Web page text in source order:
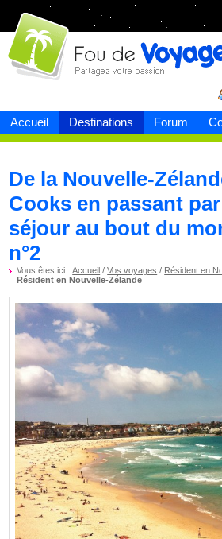
Accueil Destinations Forum
Fou devoyage
De la Nouvelle-
Cooks en passant
séjour au bout du
n°2
Vous êtes ici :Accueil /Vos voyages / Résident en
Résident en Nouvelle-Zélande